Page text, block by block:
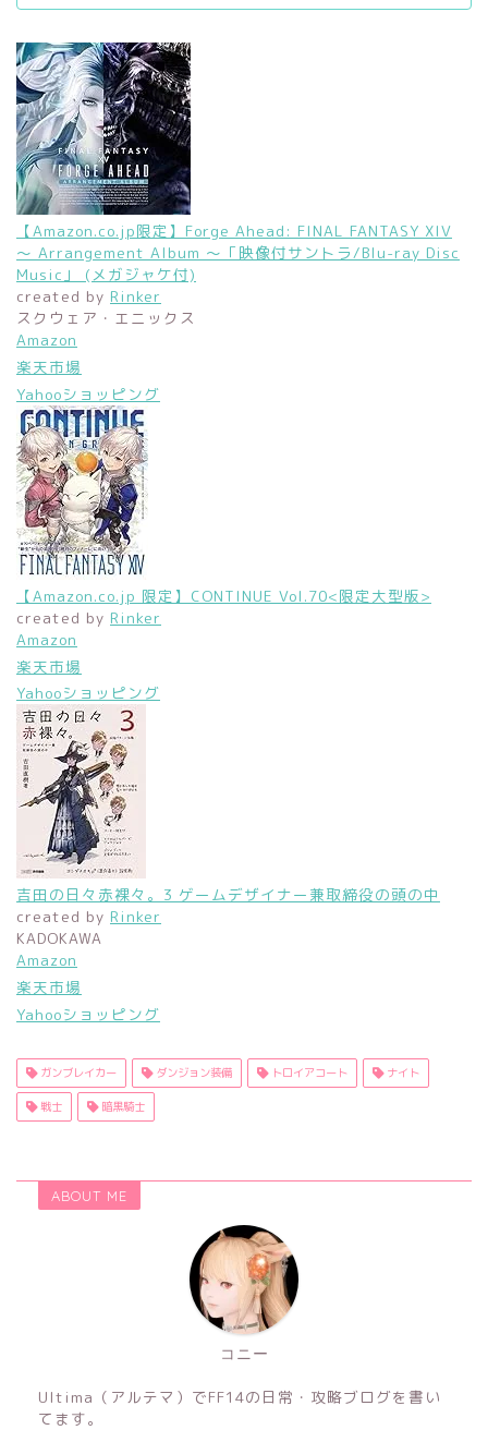
【Amazon.co.jp限定】Forge Ahead: FINAL FANTASY XIV
～ Arrangement Album ～「映像付サントラ/Blu-ray Disc
Music」 (メガジャケ付)
created by Rinker
スクウェア・エニックス
Amazon
楽天市場
Yahooショッピング
【Amazon.co.jp 限定】CONTINUE Vol.70<限定大型版>
created by Rinker
Amazon
楽天市場
Yahooショッピング
吉田の日々赤裸々。3 ゲームデザイナー兼取締役の頭の中
created by Rinker
KADOKAWA
Amazon
楽天市場
Yahooショッピング
ガンブレイカー ダンジョン装備 トロイアコート ナイト
戦士 暗黒騎士
ABOUT ME
コニー
Ultima（アルテマ）でFF14の日常・攻略ブログを書い
てます。